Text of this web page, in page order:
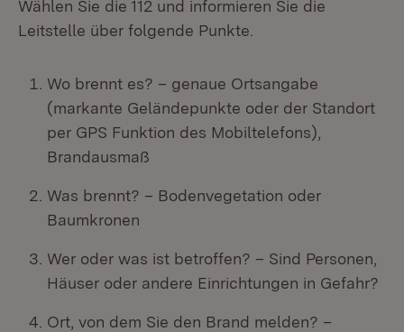
Wählen Sie die 112 und informieren Sie die
Leitstelle über folgende Punkte.
Wo brennt es? – genaue Ortsangabe
(markante Geländepunkte oder der Standort
per GPS Funktion des Mobiltelefons),
Brandausmaß
Was brennt? – Bodenvegetation oder
Baumkronen
Wer oder was ist betroffen? – Sind Personen,
Häuser oder andere Einrichtungen in Gefahr?
Ort, von dem Sie den Brand melden? –